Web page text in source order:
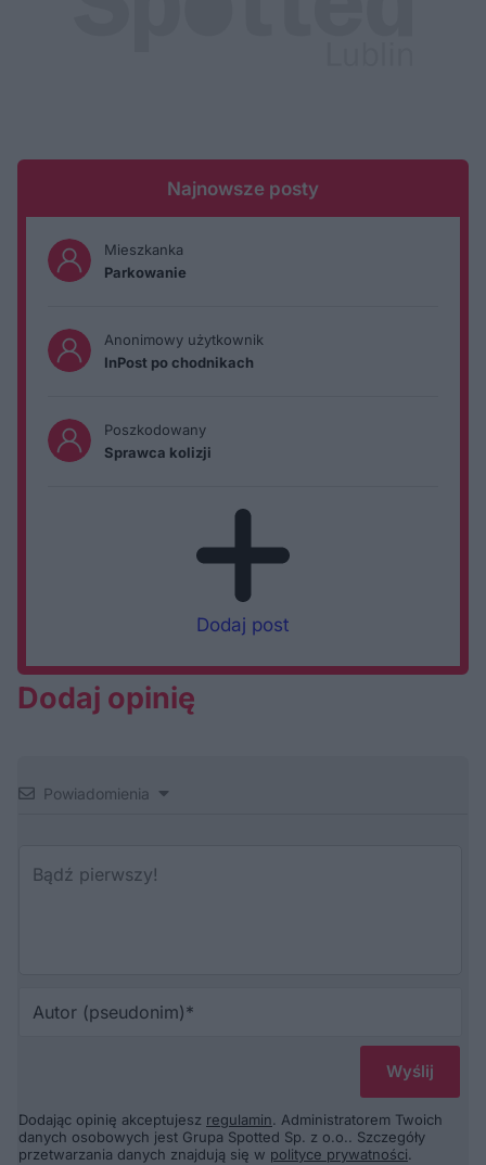
Najnowsze posty
Mieszkanka
Parkowanie
Anonimowy użytkownik
InPost po chodnikach
Poszkodowany
Sprawca kolizji
Dodaj post
Dodaj opinię
Powiadomienia
Dodając opinię akceptujesz regulamin. Administratorem Twoich
danych osobowych jest Grupa Spotted Sp. z o.o.. Szczegóły
przetwarzania danych znajdują się w polityce prywatności.